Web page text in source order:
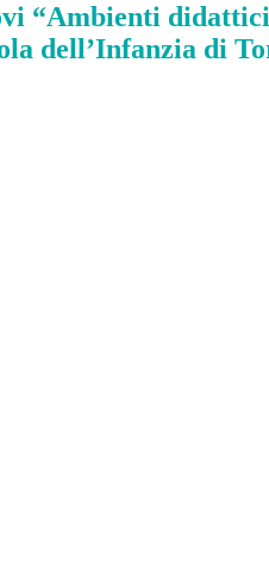
“Ambienti
dell’Infanzia di